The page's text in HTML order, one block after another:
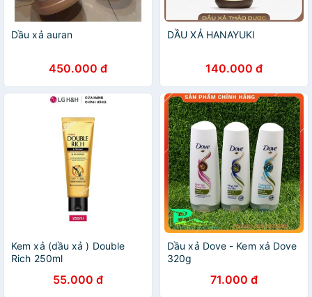
Dầu xả auran
450.000 đ
DẦU XẢ HANAYUKI
140.000 đ
Kem xả (dầu xả ) Double
Rich 250ml
55.000 đ
Dầu xả Dove - Kem xả Dove
320g
71.000 đ